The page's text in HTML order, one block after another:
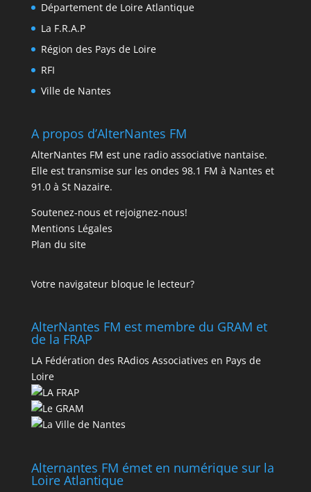
Département de Loire Atlantique
La F.R.A.P
Région des Pays de Loire
RFI
Ville de Nantes
A propos d’AlterNantes FM
AlterNantes FM est une radio associative nantaise.
Elle est transmise sur les ondes 98.1 FM à Nantes et
91.0 à St Nazaire.
Soutenez-nous et rejoignez-nous!
Mentions Légales
Plan du site
Votre navigateur bloque le lecteur?
AlterNantes FM est membre du GRAM et
de la FRAP
LA Fédération des RAdios Associatives en Pays de
Loire
Alternantes FM émet en numérique sur la
Loire Atlantique